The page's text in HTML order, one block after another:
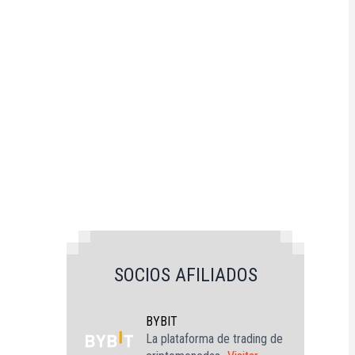
SOCIOS AFILIADOS
BYBIT
La plataforma de trading de